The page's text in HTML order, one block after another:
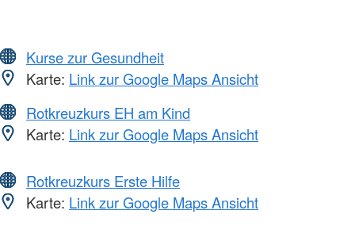
Kurse zur Gesundheit
Karte: Link zur Google Maps Ansicht
Rotkreuzkurs EH am Kind
Karte: Link zur Google Maps Ansicht
Rotkreuzkurs Erste Hilfe
Karte: Link zur Google Maps Ansicht